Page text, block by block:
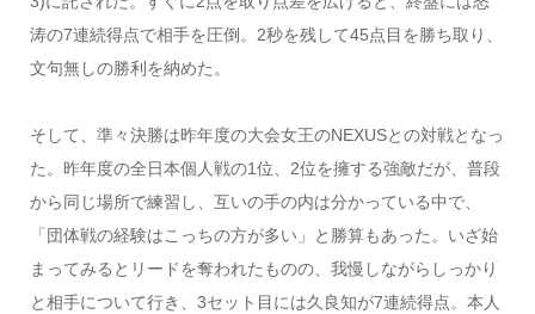
涛の7連続得点で相手を圧倒。2秒を残して45点目を勝ち取り、
文句無しの勝利を納めた。
そして、準々決勝は昨年度の大会女王のNEXUSとの対戦となっ
た。昨年度の全日本個人戦の1位、2位を擁する強敵だが、普段
から同じ場所で練習し、互いの手の内は分かっている中で、
「団体戦の経験はこっちの方が多い」と勝算もあった。いざ始
まってみるとリードを奪われたものの、我慢しながらしっかり
と相手について行き、3セット目には久良知が7連続得点。本人